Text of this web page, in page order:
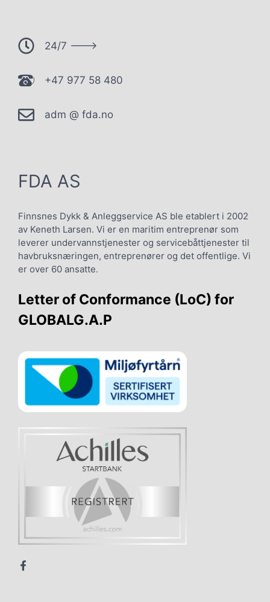
24/7 --->
+47 977 58 480
adm @ fda.no
FDA AS
Finnsnes Dykk & Anleggservice AS ble etablert i 2002
av Keneth Larsen. Vi er en maritim entreprenør som
leverer undervannstjenester og servicebåttjenester til
havbruksnæringen, entreprenører og det offentlige. Vi
er over 60 ansatte.
Letter of Conformance (LoC) for
GLOBALG.A.P